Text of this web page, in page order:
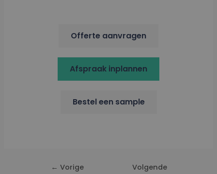
Offerte aanvragen
Afspraak inplannen
Bestel een sample
← Vorige
Volgende